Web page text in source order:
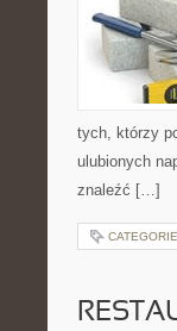
tych, którzy
ulubionych
znaleźć […]